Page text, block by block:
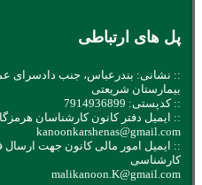
پل های ارتباطی
:: نشانی: بندرعباس، جنب دادسرای
بیمارستان شریعتی
:: کدپستی: 7914936899
:: ایمیل دفتر کانون کارشناسان
kanoonkarshenas@gmail.com
:: ایمیل امور مالی کانون جهت
کارشناسی
malikanoon.K@gmail.com